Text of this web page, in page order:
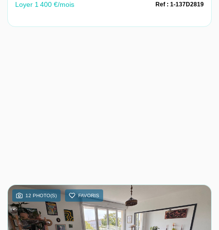
Loyer 1 400 €/mois Ref : 1-137D2819
12 PHOTO(S) FAVORIS